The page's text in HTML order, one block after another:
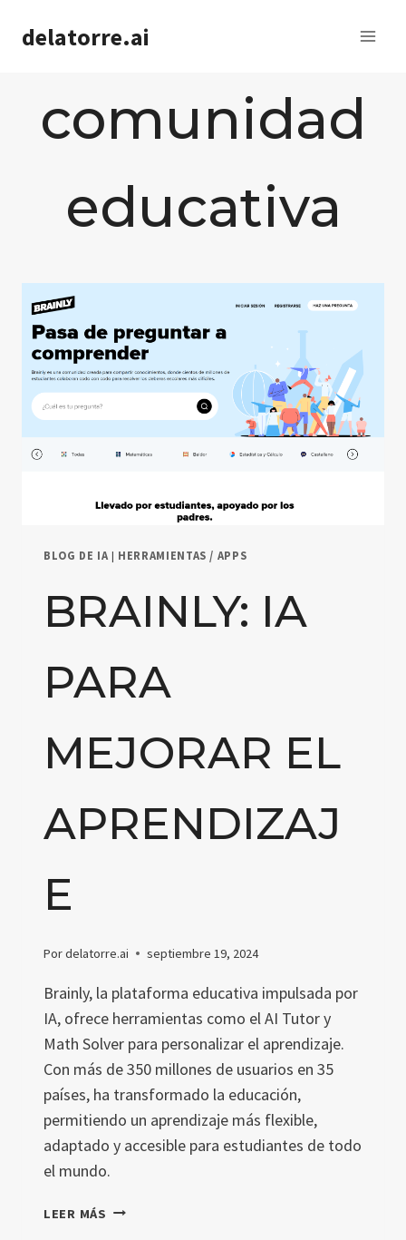
delatorre.ai
comunidad
educativa
BLOG DE IA | HERRAMIENTAS / APPS
BRAINLY: IA
PARA
MEJORAR EL
APRENDIZAJ
E
Pordelatorre.ai septiembre 19, 2024
Brainly, la plataforma educativa impulsada por
IA, ofrece herramientas como el AI Tutor y
Math Solver para personalizar el aprendizaje.
Con más de 350 millones de usuarios en 35
países, ha transformado la educación,
permitiendo un aprendizaje más flexible,
adaptado y accesible para estudiantes de todo
el mundo.
LEER MÁS BRAINLY: